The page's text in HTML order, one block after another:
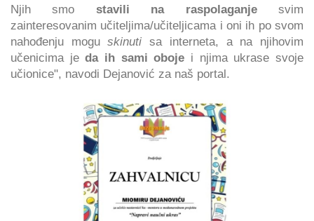
Njih smo stavili na raspolaganjesvim
zainteresovanim učiteljima/učiteljicama i oni ih po svom
nahođenju moguskinuti sa interneta, a na njihovim
učenicima jeda ih sami oboje i njima ukrase svoje
učionice", navodi Dejanović za naš portal.